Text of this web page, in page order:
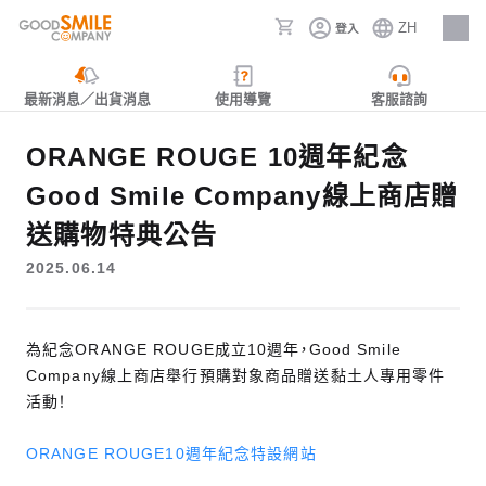
登入 ZH
人才招募
最新消息／出貨消息 使用導覽 客服諮詢
ORANGE ROUGE 10週年紀念
Good Smile Company線上商店贈
送購物特典公告
2025.06.14
為紀念ORANGE ROUGE成立10週年，Good Smile
Company線上商店舉行預購對象商品贈送黏土人專用零件
活動！
ORANGE ROUGE10週年紀念特設網站